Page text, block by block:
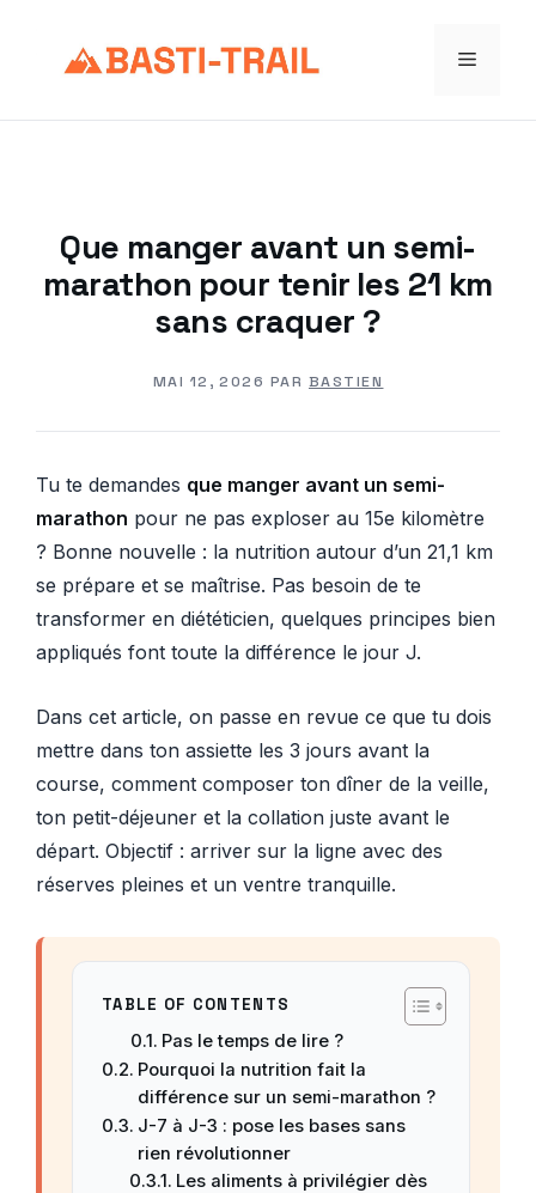
Menu
Que manger avant un semi-
marathon pour tenir les 21 km
sans craquer ?
MAI 12, 2026 PAR BASTIEN
Tu te demandes que manger avant un semi-
marathon pour ne pas exploser au 15e kilomètre
? Bonne nouvelle : la nutrition autour d’un 21,1 km
se prépare et se maîtrise. Pas besoin de te
transformer en diététicien, quelques principes bien
appliqués font toute la différence le jour J.
Dans cet article, on passe en revue ce que tu dois
mettre dans ton assiette les 3 jours avant la
course, comment composer ton dîner de la veille,
ton petit-déjeuner et la collation juste avant le
départ. Objectif : arriver sur la ligne avec des
réserves pleines et un ventre tranquille.
TABLE OF CONTENTS
Pas le temps de lire ?
Pourquoi la nutrition fait la
différence sur un semi-marathon ?
J-7 à J-3 : pose les bases sans
rien révolutionner
Les aliments à privilégier dès